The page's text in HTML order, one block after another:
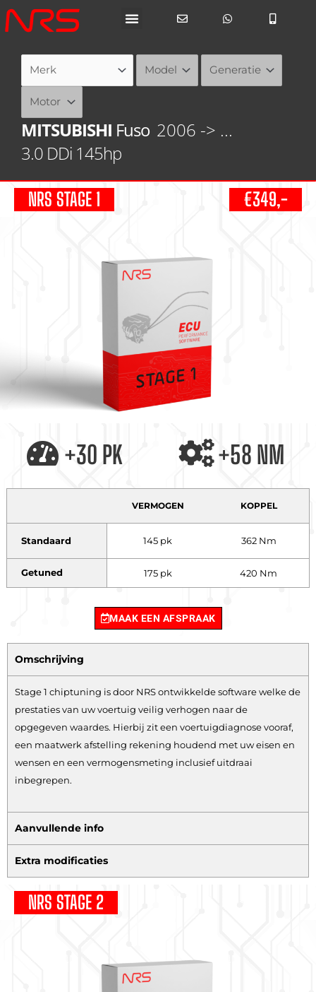
Ga
naar
MITSUBISHI Fuso 2006 -> ...
3.0 DDi 145hp
NRS STAGE 1 €349,-
+30 PK +58 NM
VERMOGEN KOPPEL
Standaard 145 pk 362 Nm
Getuned 175 pk 420 Nm
MAAK EEN AFSPRAAK
Omschrijving
Stage 1 chiptuning is door NRS ontwikkelde software welke de
prestaties van uw voertuig veilig verhogen naar de
opgegeven waardes. Hierbij zit een voertuigdiagnose vooraf,
een maatwerk afstelling rekening houdend met uw eisen en
wensen en een vermogensmeting inclusief uitdraai
inbegrepen.
Aanvullende info
Extra modificaties
NRS STAGE 2